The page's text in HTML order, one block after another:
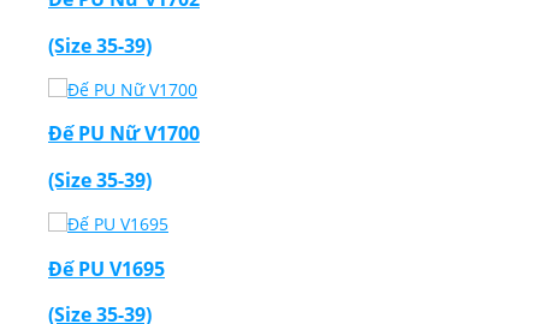
(Size 35-39)
Đế PU Nữ V1700
(Size 35-39)
Đế PU V1695
(Size 35-39)